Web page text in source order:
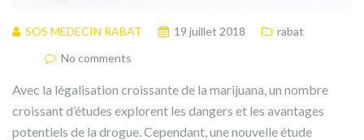
SOS MEDECIN RABAT 19 juillet 2018
rabat
No comments
Avec la légalisation croissante de la marijuana, un nombre
croissant d’études explorent les dangers et les avantages
potentiels de la drogue. Cependant, une nouvelle étude